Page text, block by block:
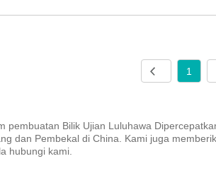
1
pembuatan Bilik Ujian Luluhawa
dan Pembekal di China. Kami juga
hubungi kami.